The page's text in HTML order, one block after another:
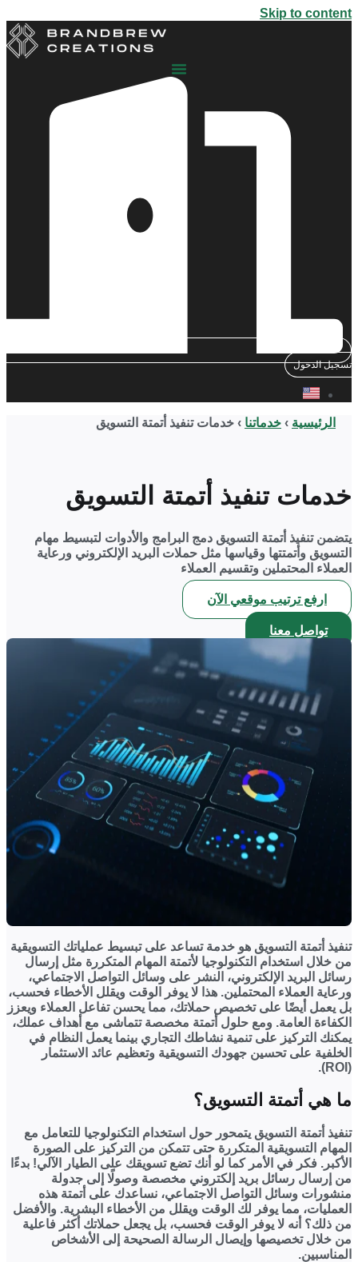
Skip to content
تسجيل الدخول
الرئيسية خدماتنا خدمات تنفيذ أتمتة التسويق
خدمات تنفيذ أتمتة التسويق
يتضمن تنفيذ أتمتة التسويق دمج البرامج والأدوات لتبسيط مهام
التسويق وأتمتتها وقياسها مثل حملات البريد الإلكتروني ورعاية
العملاء المحتملين وتقسيم العملاء
ارفع ترتيب موقعي الآن
تواصل معنا
تنفيذ أتمتة التسويق هو خدمة تساعد على تبسيط عملياتك التسويقية
من خلال استخدام التكنولوجيا لأتمتة المهام المتكررة مثل إرسال
رسائل البريد الإلكتروني، النشر على وسائل التواصل الاجتماعي،
ورعاية العملاء المحتملين. هذا لا يوفر الوقت ويقلل الأخطاء فحسب،
بل يعمل أيضًا على تخصيص حملاتك، مما يحسن تفاعل العملاء ويعزز
الكفاءة العامة. ومع حلول أتمتة مخصصة تتماشى مع أهداف عملك،
يمكنك التركيز على تنمية نشاطك التجاري بينما يعمل النظام في
الخلفية على تحسين جهودك التسويقية وتعظيم عائد الاستثمار
ما هي أتمتة التسويق؟
تنفيذ أتمتة التسويق يتمحور حول استخدام التكنولوجيا للتعامل مع
المهام التسويقية المتكررة حتى تتمكن من التركيز على الصورة
الأكبر. فكر في الأمر كما لو أنك تضع تسويقك على الطيار الآلي! بدءًا
من إرسال رسائل بريد إلكتروني مخصصة وصولًا إلى جدولة
منشورات وسائل التواصل الاجتماعي، نساعدك على أتمتة هذه
العمليات، مما يوفر لك الوقت ويقلل من الأخطاء البشرية. والأفضل
من ذلك؟ أنه لا يوفر الوقت فحسب، بل يجعل حملاتك أكثر فاعلية
من خلال تخصيصها وإيصال الرسالة الصحيحة إلى الأشخاص
المناسبين.